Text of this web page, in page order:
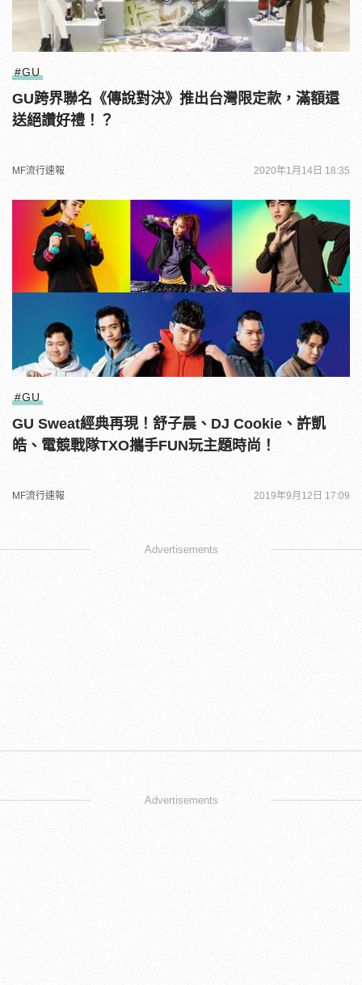
#GU
GU跨界聯名《傳說對決》推出台灣限定款，滿額還
送絕讚好禮！？
MF流行速報 2020年1月14日 18:35
#GU
GU Sweat經典再現！舒子晨、DJ Cookie、許凱
皓、電競戰隊TXO攜手FUN玩主題時尚！
MF流行速報 2019年9月12日 17:09
Advertisements
Advertisements